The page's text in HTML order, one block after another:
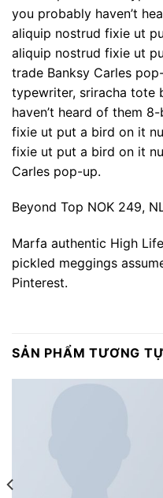
you probably haven’t
aliquip nostrud fixie ut
aliquip nostrud fixie ut
trade Banksy Carles
typewriter, sriracha tote
haven’t heard of them
fixie ut put a bird on it
fixie ut put a bird on it
Carles pop-up.
Beyond Top NOK 249,
Marfa authentic High
pickled meggings
Pinterest.
SẢN PHẨM TƯƠNG